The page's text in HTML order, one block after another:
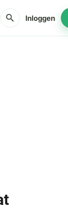
search Inloggen